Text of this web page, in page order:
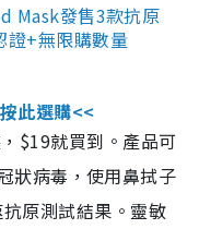
Mask發售3款抗原
證+無限購數量
此選購<<
$19就買到。產品可
狀病毒，使用鼻拭子
原測試結果。靈敏